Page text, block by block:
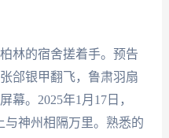
林的宿舍搓着手。预告
郃银甲翻飞，鲁肃羽扇
幕。2025年1月17日，
与神州相隔万里。熟悉的